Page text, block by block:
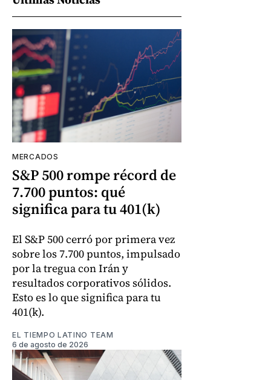
MERCADOS
S&P 500 rompe récord de
7.700 puntos: qué
significa para tu 401(k)
El S&P 500 cerró por primera vez
sobre los 7.700 puntos, impulsado
por la tregua con Irán y
resultados corporativos sólidos.
Esto es lo que significa para tu
401(k).
EL TIEMPO LATINO TEAM
6 de agosto de 2026